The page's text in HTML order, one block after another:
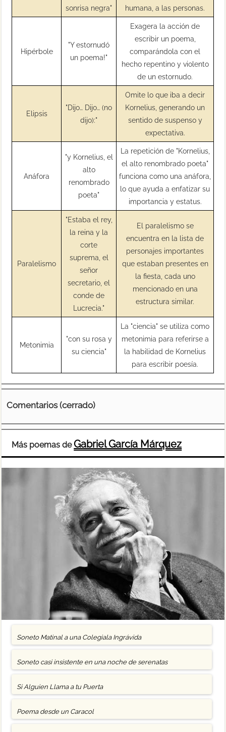
sonrisa negra"
humana, a las personas.
Hipérbole
"Y estornudó
un poema!"
Exagera la acción de
escribir un poema,
comparándola con el
hecho repentino y violento
de un estornudo.
Elipsis
"Dijo… Dijo… (no
dijo):"
Omite lo que iba a decir
Kornelius, generando un
sentido de suspenso y
expectativa.
Anáfora
"y Kornelius, el
alto
renombrado
poeta"
La repetición de "Kornelius,
el alto renombrado poeta"
funciona como una anáfora,
lo que ayuda a enfatizar su
importancia y estatus.
Paralelismo
"Estaba el rey,
la reina y la
corte
suprema, el
señor
secretario, el
conde de
Lucrecia."
El paralelismo se
encuentra en la lista de
personajes importantes
que estaban presentes en
la fiesta, cada uno
mencionado en una
estructura similar.
Metonimia
"con su rosa y
su ciencia"
La "ciencia" se utiliza como
metonimia para referirse a
la habilidad de Kornelius
para escribir poesía.
Comentarios (cerrado)
Más poemas deGabriel García Márquez
Soneto Matinal a una Colegiala Ingrávida
Soneto casi insistente en una noche de serenatas
Si Alguien Llama a tu Puerta
Poema desde un Caracol